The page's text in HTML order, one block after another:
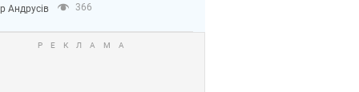
Андрусів 366